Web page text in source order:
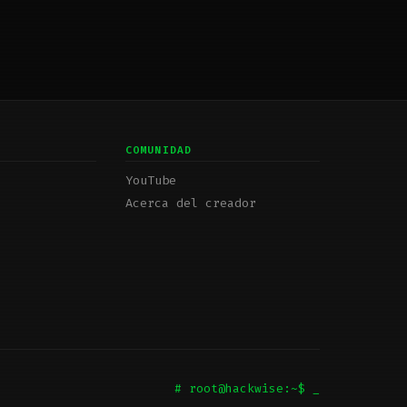
COMUNIDAD
YouTube
Acerca del creador
# root@hackwise:~$